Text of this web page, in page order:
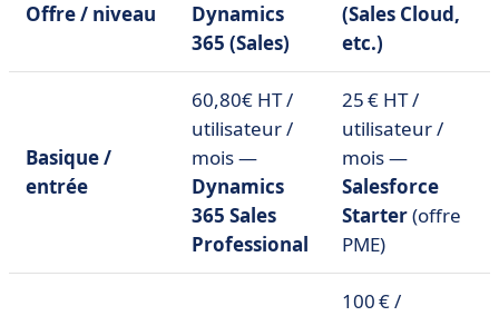
Offre / niveau
Dynamics
365 (Sales)
(Sales Cloud,
etc.)
Basique /
entrée
60,80€ HT /
utilisateur /
mois —
Dynamics
365 Sales
Professional
25 € HT /
utilisateur /
mois —
Salesforce
Starter(offre
PME)
100 € /